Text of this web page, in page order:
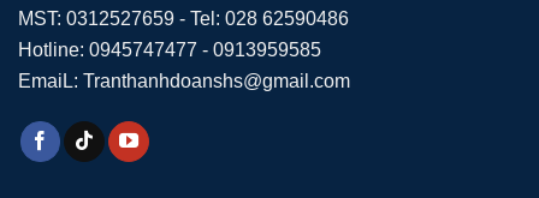
MST: 0312527659 - Tel: 028 62590486
Hotline: 0945747477 - 0913959585
EmaiL: Tranthanhdoanshs@gmail.com